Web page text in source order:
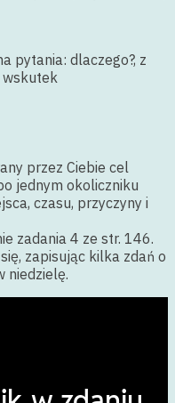
pytania: dlaczego?, z
wskutek
przez Ciebie cel
jednym okoliczniku
czasu, przyczyny i
zadania 4 ze str. 146.
zapisując kilka zdań o
niedzielę.